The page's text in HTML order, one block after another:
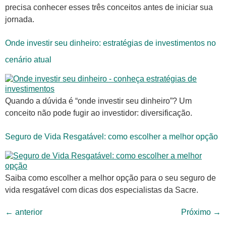
precisa conhecer esses três conceitos antes de iniciar sua
jornada.
Onde investir seu dinheiro: estratégias de investimentos no
cenário atual
Quando a dúvida é “onde investir seu dinheiro”? Um
conceito não pode fugir ao investidor: diversificação.
Seguro de Vida Resgatável: como escolher a melhor opção
Saiba como escolher a melhor opção para o seu seguro de
vida resgatável com dicas dos especialistas da Sacre.
← anterior Próximo →